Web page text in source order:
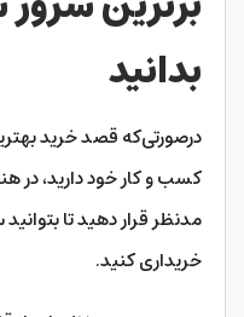
بدانید
درصورتی‌که قصد خرید
کسب و کار خود دارید، در
مدنظر قرار دهید تا
خریداری کنید.